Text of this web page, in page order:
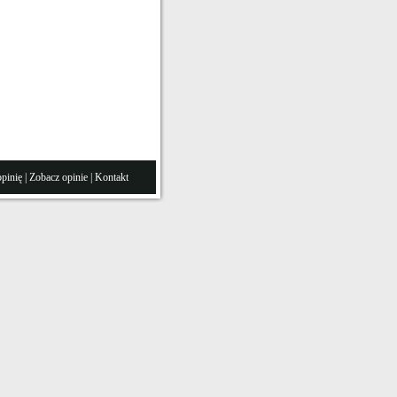
Zobacz opinie Kontakt